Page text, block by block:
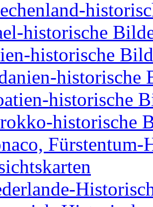
historische
historische
historische
historische
historische